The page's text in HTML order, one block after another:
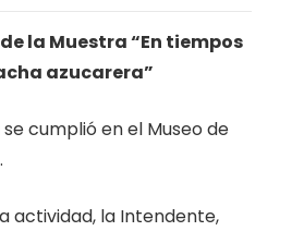
la Muestra “En tiempos
azucarera”
cumplió en el Museo de
actividad, la Intendente,